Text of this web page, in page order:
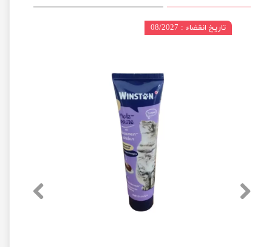
تاریخ انقضاء : 08/2027